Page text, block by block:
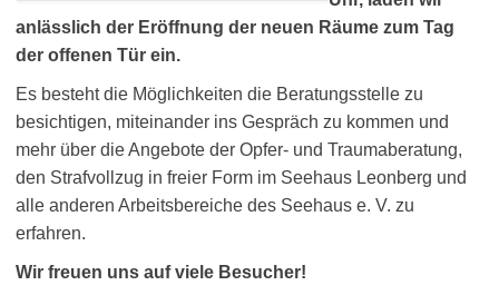
anlässlich der Eröffnung der neuen Räume zum Tag
der offenen Tür ein.
Es besteht die Möglichkeiten die Beratungsstelle zu
besichtigen, miteinander ins Gespräch zu kommen und
mehr über die Angebote der Opfer- und Traumaberatung,
den Strafvollzug in freier Form im Seehaus Leonberg und
alle anderen Arbeitsbereiche des Seehaus e. V. zu
erfahren.
Wir freuen uns auf viele Besucher!